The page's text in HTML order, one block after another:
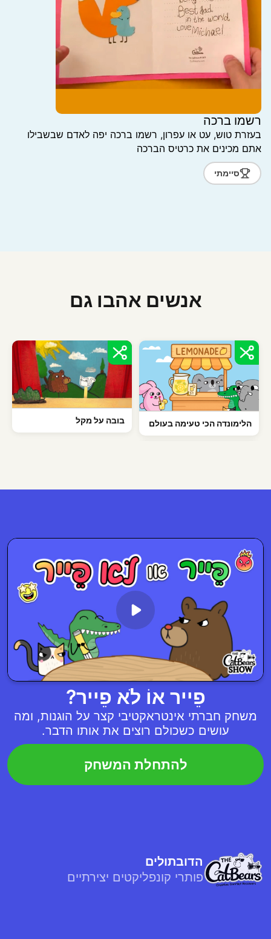
רשמו ברכה
בעזרת טוש, עט או עפרון, רשמו ברכה יפה לאדם שבשבילו
אתם מכינים את כרטיס הברכה
סיימתי
אנשים אהבו גם
הלימונדה הכי טעימה בעולם בובה על מקל
פֵייר אוֹ לֹא פֵייר?
משחק חברתי אינטראקטיבי קצר על הוגנות, ומה
עושים כשכולם רוצים את אותו הדבר.
להתחלת המשחק
הדובתולים
פותרי קונפליקטים יצירתיים